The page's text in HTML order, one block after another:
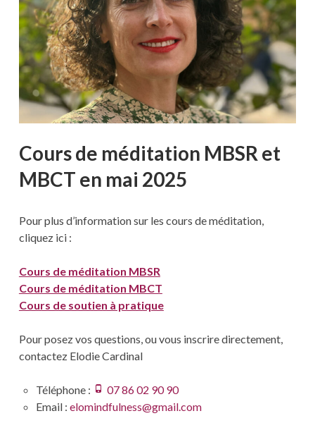
Cours de méditation MBSR et
MBCT en mai 2025
Pour plus d’information sur les cours de méditation,
cliquez ici :
Cours de méditation MBSR
Cours de méditation MBCT
Cours de soutien à pratique
Pour posez vos questions, ou vous inscrire directement,
contactez Elodie Cardinal
Téléphone :
07 86 02 90 90
Email : elomindfulness@gmail.com